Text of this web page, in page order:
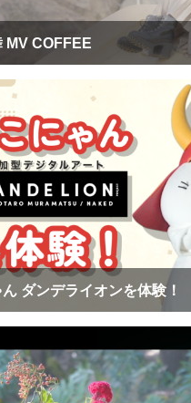
MV COFFEE
ダンデライオンを体験！